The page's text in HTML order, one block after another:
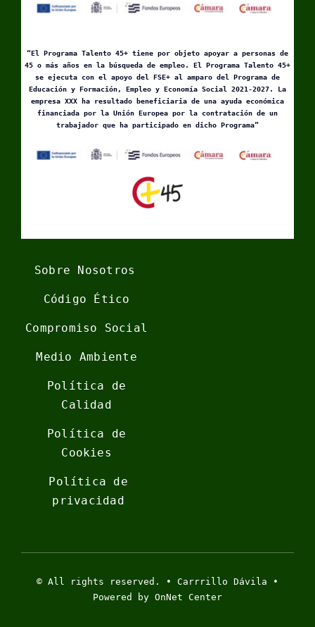
“El Programa Talento 45+ tiene por objeto apoyar a personas de
45 o más años en la búsqueda de empleo. El Programa Talento 45+
se ejecuta con el apoyo del FSE+ al amparo del Programa de
Educación y Formación, Empleo y Economía Social 2021-2027. La
empresa XXX ha resultado beneficiaria de una ayuda económica
financiada por la Unión Europea por la contratación de un
trabajador que ha participado en dicho Programa”
Sobre Nosotros
Código Ético
Compromiso Social
Medio Ambiente
Política de
Calidad
Política de
Cookies
Política de
privacidad
© All rights reserved. • Carrrillo Dávila •
Powered by OnNet Center